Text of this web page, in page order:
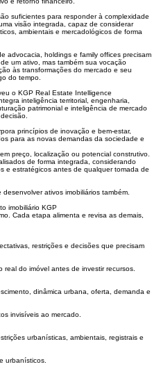
advogados
suas análises em localização,
e retorno financeiro.
suficientes para responder à complexidade
visão integrada, capaz de considerar
ambientais e mercadológicos de forma
advocacia, holdings e family offices precisam
um ativo, mas também sua vocação
às transformações do mercado e seu
do tempo.
o KGP Real Estate Intelligence
inteligência territorial, engenharia,
patrimonial e inteligência de mercado
princípios de inovação e bem-estar,
para as novas demandas da sociedade e
preço, localização ou potencial construtivo.
de forma integrada, considerando
e estratégicos antes de qualquer tomada de
ativos imobiliários também.
imobiliário KGP
Cada etapa alimenta e revisa as demais,
restrições e decisões que precisam
do imóvel antes de investir recursos.
dinâmica urbana, oferta, demanda e
invisíveis ao mercado.
urbanísticas, ambientais, registrais e